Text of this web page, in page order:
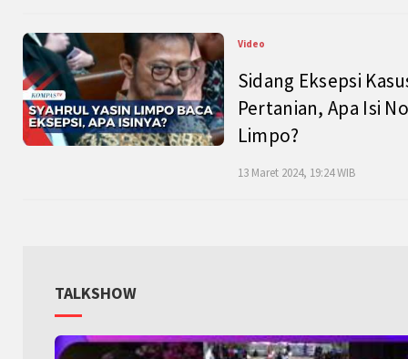
Video
Sidang Eksepsi
Pertanian, Apa Isi
Limpo?
13 Maret 2024, 19:24 WIB
TALKSHOW